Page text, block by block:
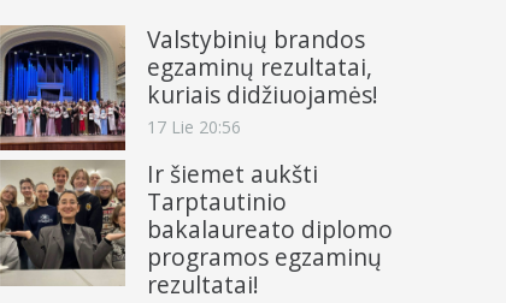
Valstybinių brandos
egzaminų rezultatai,
kuriais didžiuojamės!
17 Lie 20:56
Ir šiemet aukšti
Tarptautinio
bakalaureato diplomo
programos egzaminų
rezultatai!